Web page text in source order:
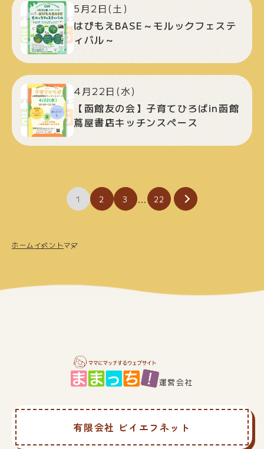
5月2日(土)
はぴもえBASE～モルックフェステ
ィバル～
4月22日(水)
【函館友の会】子育てひろばin函館
蔦屋書店キッチンスペース
の
1 2 3 … 22
ホーム イベントママ
運営会社
有限会社 ビイエフネット